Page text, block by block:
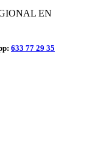
EN
633 77 29 35